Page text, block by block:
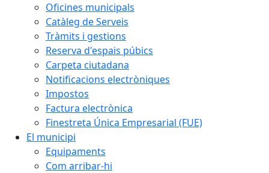
Oficines municipals
Catàleg de Serveis
Tràmits i gestions
Reserva d'espais púbics
Carpeta ciutadana
Notificacions electròniques
Impostos
Factura electrònica
Finestreta Única Empresarial (FUE)
El municipi
Equipaments
Com arribar-hi